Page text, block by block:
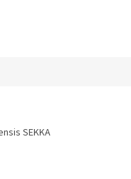
SEKKA